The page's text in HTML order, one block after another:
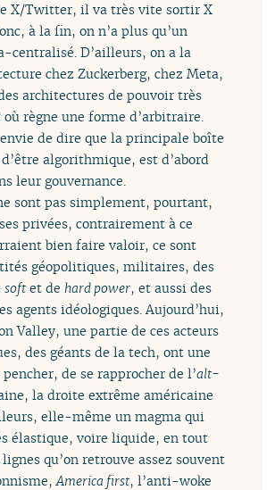
X/Twitter, il va très vite sortir X
à la fin, on n’a plus qu’un
centralisé. D’ailleurs, on a la
chez Zuckerberg, chez Meta,
architectures de pouvoir très
règne une forme d’arbitraire.
envie de dire que la principale boîte
algorithmique, est d’abord
leur gouvernance.
sont pas simplement, pourtant,
privées, contrairement à ce
bien faire valoir, ce sont
géopolitiques, militaires, des
soft et de hard power, et aussi des
agents idéologiques. Aujourd’hui,
Valley, une partie de ces acteurs
des géants de la tech, ont une
de se rapprocher de l’alt-
la droite extrême américaine
elle-même un magma qui
élastique, voire liquide, en tout
lignes qu’on retrouve assez souvent
America first, l’anti-woke